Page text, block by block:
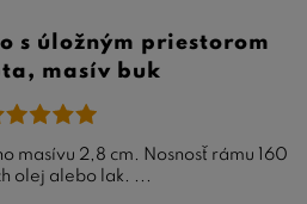
s úložným priestorom
masív buk
masívu 2,8 cm. Nosnosť rámu 160
olej alebo lak. ...